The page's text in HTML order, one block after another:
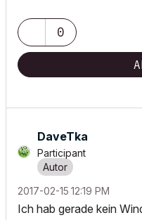
0
DaveTka
Participant
‎2017-02-15 12:19 PM
Ich hab gerade kein